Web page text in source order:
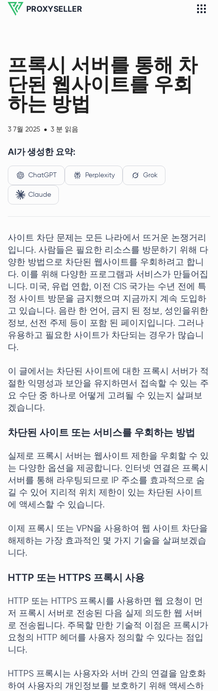
PROXYSELLER
프록시 서버를 통해 차
단된 웹사이트를 우회
하는 방법
3 7월 2025 3 분 읽음
AI가 생성한 요약:
ChatGPT Perplexity Grok
Claude
사이트 차단 문제는 모든 나라에서 뜨거운 논쟁거리
입니다. 사람들은 필요한 리소스를 방문하기 위해 다
양한 방법으로 차단된 웹사이트를 우회하려고 합니
다. 이를 위해 다양한 프로그램과 서비스가 만들어집
니다. 미국, 유럽 연합, 이전 CIS 국가는 수년 전에 특
정 사이트 방문을 금지했으며 지금까지 계속 도입하
고 있습니다. 음란 한 언어, 금지 된 정보, 성인을위한
정보, 선전 주제 등이 포함 된 페이지입니다. 그러나
유용하고 필요한 사이트가 차단되는 경우가 많습니
다.
이 글에서는 차단된 사이트에 대한 프록시 서버가 적
절한 익명성과 보안을 유지하면서 접속할 수 있는 주
요 수단 중 하나로 어떻게 고려될 수 있는지 살펴보
겠습니다.
차단된 사이트 또는 서비스를 우회하는 방법
실제로 프록시 서버는 웹사이트 제한을 우회할 수 있
는 다양한 옵션을 제공합니다. 인터넷 연결은 프록시
서버를 통해 라우팅되므로 IP 주소를 효과적으로 숨
길 수 있어 지리적 위치 제한이 있는 차단된 사이트
에 액세스할 수 있습니다.
이제 프록시 또는 VPN을 사용하여 웹 사이트 차단을
해제하는 가장 효과적인 몇 가지 기술을 살펴보겠습
니다.
HTTP 또는 HTTPS 프록시 사용
HTTP 또는 HTTPS 프록시를 사용하면 웹 요청이 먼
저 프록시 서버로 전송된 다음 실제 의도한 웹 서버
로 전송됩니다. 주목할 만한 기술적 이점은 프록시가
요청의 HTTP 헤더를 사용자 정의할 수 있다는 점입
니다.
HTTPS 프록시는 사용자와 서버 간의 연결을 암호화
하여 사용자의 개인정보를 보호하기 위해 액세스하